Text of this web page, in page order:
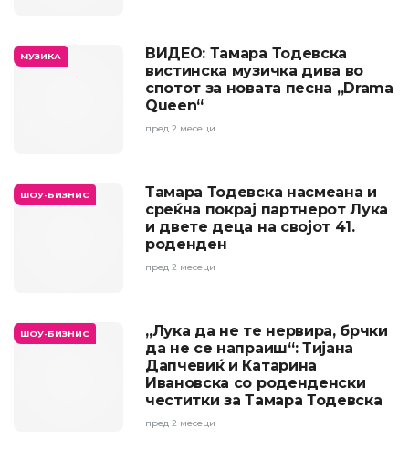
МУЗИКА
ВИДЕО: Тамара Тодевска
вистинска музичка дива во
спотот за новата песна „Drama
Queen“
пред 2 месеци
ШОУ-БИЗНИС
Тамара Тодевска насмеана и
среќна покрај партнерот Лука
и двете деца на својот 41.
роденден
пред 2 месеци
ШОУ-БИЗНИС
„Лука да не те нервира, брчки
да не се напраиш“: Тијана
Дапчевиќ и Катарина
Ивановска со роденденски
честитки за Тамара Тодевска
пред 2 месеци